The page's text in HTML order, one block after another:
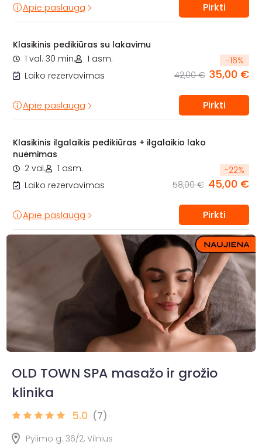
Apie paslaugą Pirkti
Klasikinis pedikiūras su lakavimu
1 val. 30 min.
1 asm.
Laiko rezervavimas
-16%
42,00 € 35,00 €
Apie paslaugą Pirkti
Klasikinis ilgalaikis pedikiūras + ilgalaikio lako
nuėmimas
2 val.
1 asm.
Laiko rezervavimas
-22%
58,00 € 45,00 €
Apie paslaugą Pirkti
OLD TOWN SPA masažo ir grožio
klinika
5.0 (7)
Pylimo g. 36/2, Vilnius